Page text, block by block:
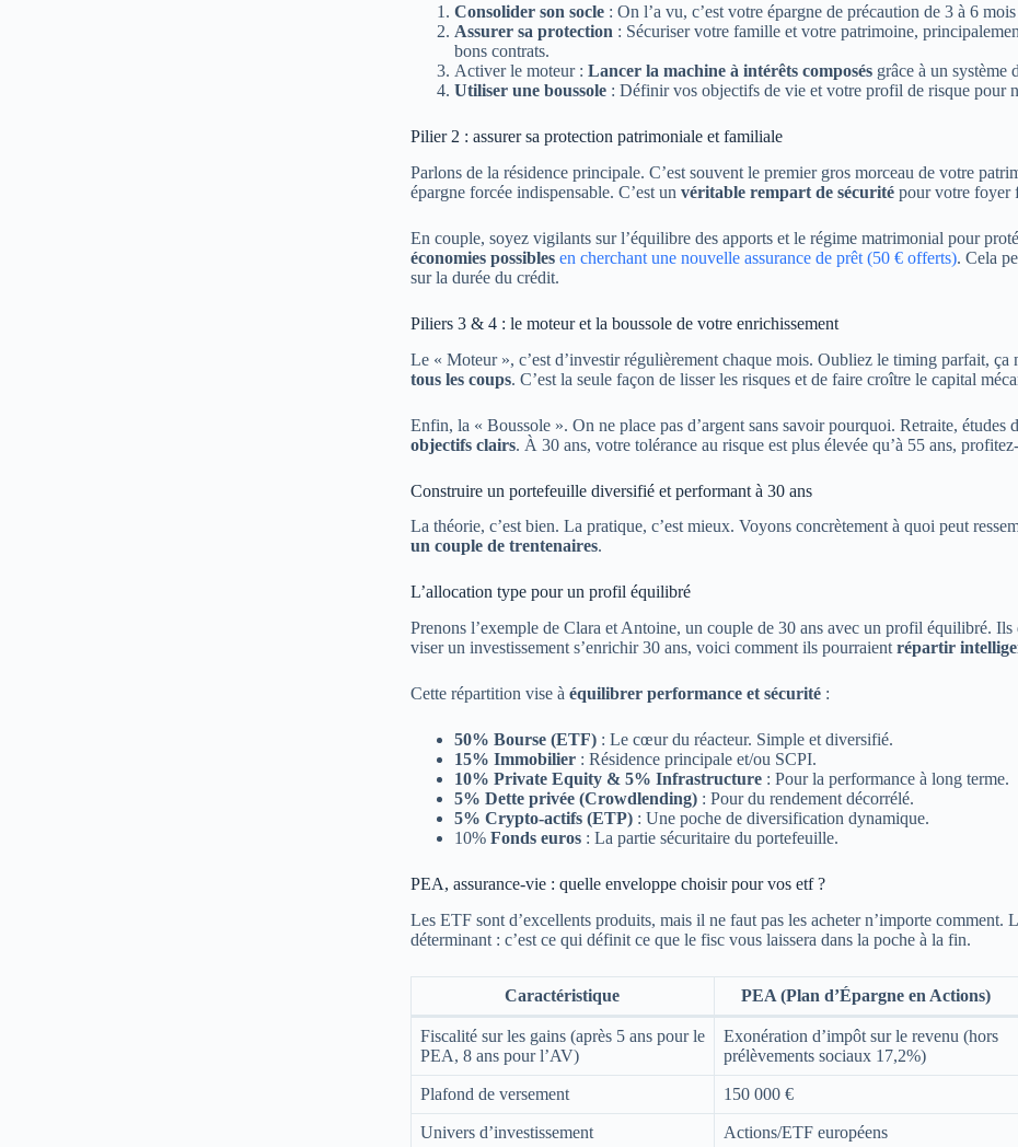
Consolider son socle: On l’a vu, c’est votre épargne de précaution de 3 à 6
Assurer sa protection : Sécuriser votre famille et votre patrimoine,
bons contrats.
Activer le moteur : Lancer la machine à intérêts composésgrâce à un système
Utiliser une boussole: Définir vos objectifs de vie et votre profil de risque pour
Pilier 2 : assurer sa protection patrimoniale et familiale
Parlons de la résidence principale. C’est souvent le premier gros morceau de votre
épargne forcée indispensable. C’est un véritable rempart de sécuritépour votre foyer
En couple, soyez vigilants sur l’équilibre des apports et le régime matrimonial pour
économies possibles en cherchant une nouvelle assurance de prêt (50 € offerts). Cela
sur la durée du crédit.
Piliers 3 & 4 : le moteur et la boussole de votre enrichissement
Le « Moteur », c’est d’investir régulièrement chaque mois. Oubliez le timing parfait, ça
tous les coups. C’est la seule façon de lisser les risques et de faire croître le capital
Enfin, la « Boussole ». On ne place pas d’argent sans savoir pourquoi. Retraite, études
objectifs clairs. À 30 ans, votre tolérance au risque est plus élevée qu’à 55 ans,
Construire un portefeuille diversifié et performant à 30 ans
La théorie, c’est bien. La pratique, c’est mieux. Voyons concrètement à quoi peut
un couple de trentenaires.
L’allocation type pour un profil équilibré
Prenons l’exemple de Clara et Antoine, un couple de 30 ans avec un profil équilibré. Ils
viser un investissement s’enrichir 30 ans, voici comment ils pourraient répartir
Cette répartition vise à équilibrer performance et sécurité:
50% Bourse (ETF): Le cœur du réacteur. Simple et diversifié.
15% Immobilier: Résidence principale et/ou SCPI.
10% Private Equity & 5% Infrastructure: Pour la performance à long terme.
5% Dette privée (Crowdlending): Pour du rendement décorrélé.
5% Crypto-actifs (ETP): Une poche de diversification dynamique.
10% Fonds euros: La partie sécuritaire du portefeuille.
PEA, assurance-vie : quelle enveloppe choisir pour vos etf ?
Les ETF sont d’excellents produits, mais il ne faut pas les acheter n’importe comment.
déterminant : c’est ce qui définit ce que le fisc vous laissera dans la poche à la fin.
Caractéristique PEA (Plan d’Épargne en Actions)
Fiscalité sur les gains (après 5 ans pour le
PEA, 8 ans pour l’AV)
Exonération d’impôt sur le revenu (hors
prélèvements sociaux 17,2%)
Plafond de versement 150 000 €
Univers d’investissement Actions/ETF européens